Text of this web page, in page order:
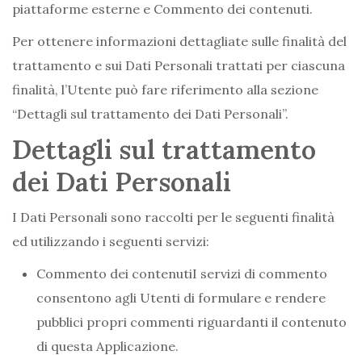
piattaforme esterne e Commento dei contenuti.
Per ottenere informazioni dettagliate sulle finalità del
trattamento e sui Dati Personali trattati per ciascuna
finalità, l’Utente può fare riferimento alla sezione
“Dettagli sul trattamento dei Dati Personali”.
Dettagli sul trattamento
dei Dati Personali
I Dati Personali sono raccolti per le seguenti finalità
ed utilizzando i seguenti servizi:
Commento dei contenutiI servizi di commento
consentono agli Utenti di formulare e rendere
pubblici propri commenti riguardanti il contenuto
di questa Applicazione.